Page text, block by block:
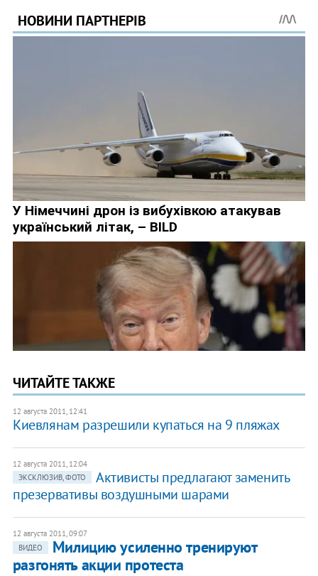
ЧИТАЙТЕ ТАКЖЕ
12 августа 2011, 12:41
Киевлянам разрешили купаться на 9 пляжах
12 августа 2011, 12:04
ЭКСКЛЮЗИВ, ФОТО
Активисты предлагают заменить
презервативы воздушными шарами
12 августа 2011, 09:07
ВИДЕО
Милицию усиленно тренируют
разгонять акции протеста